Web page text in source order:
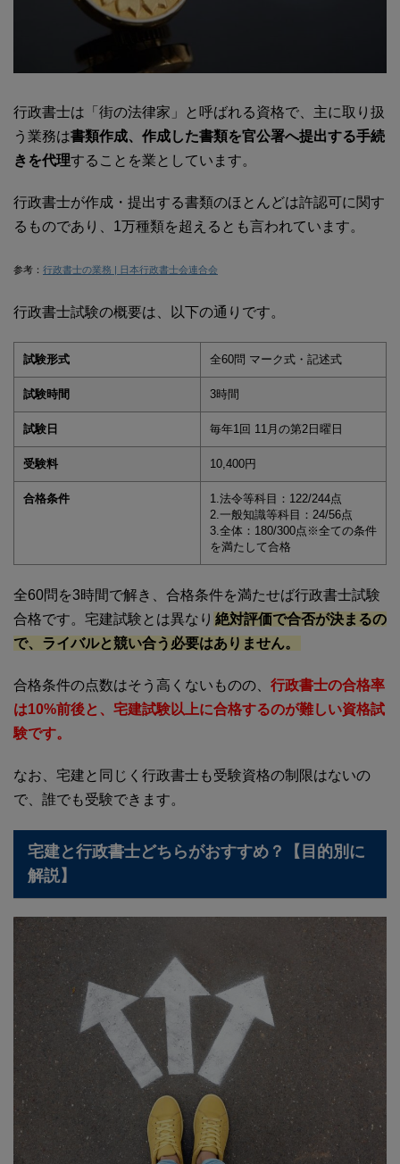
行政書士は「街の法律家」と呼ばれる資格で、主に取り扱
う業務は書類作成、作成した書類を官公署へ提出する手続
きを代理することを業としています。
行政書士が作成・提出する書類のほとんどは許認可に関す
るものであり、1万種類を超えるとも言われています。
参考： 行政書士の業務 | 日本行政書士会連合会
行政書士試験の概要は、以下の通りです。
試験形式 全60問 マーク式・記述式
試験時間 3時間
試験日 毎年1回 11月の第2日曜日
受験料 10,400円
合格条件
1.法令等科目：122/244点
2.一般知識等科目：24/56点
3.全体：180/300点※全ての条件
を満たして合格
全60問を3時間で解き、合格条件を満たせば行政書士試験
合格です。宅建試験とは異なり 絶対評価で合否が決まるの
で、ライバルと競い合う必要はありません。
合格条件の点数はそう高くないものの、 行政書士の合格率
は10%前後と、宅建試験以上に合格するのが難しい資格試
験です。
なお、宅建と同じく行政書士も受験資格の制限はないの
で、誰でも受験できます。
宅建と行政書士どちらがおすすめ？【目的別に
解説】